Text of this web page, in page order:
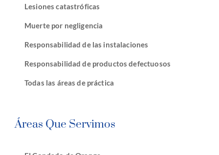
Lesiones catastróficas
Muerte por negligencia
Responsabilidad de las instalaciones
Responsabilidad de productos defectuosos
Todas las áreas de práctica
Áreas Que Servimos